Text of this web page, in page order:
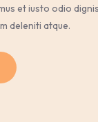
et iusto odio
deleniti atque.